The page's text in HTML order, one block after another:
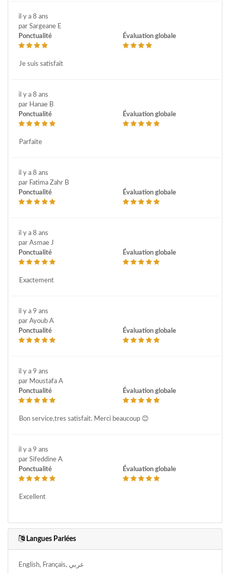
il y a 8 ans
par Sargeane E
Ponctualité
Évaluation globale
Je suis satisfait
il y a 8 ans
par Hanae B
Ponctualité
Évaluation globale
Parfaite
il y a 8 ans
par Fatima Zahr B
Ponctualité
Évaluation globale
il y a 8 ans
par Asmae J
Ponctualité
Évaluation globale
Exactement
il y a 9 ans
par Ayoub A
Ponctualité
Évaluation globale
il y a 9 ans
par Moustafa A
Ponctualité
Évaluation globale
Bon service,tres satisfait. Merci beaucoup 😊
il y a 9 ans
par Sifeddine A
Ponctualité
Évaluation globale
Excellent
Langues Parlées
English, Français, عربي